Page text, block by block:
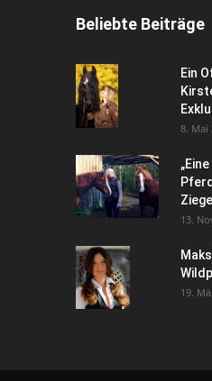
Beliebte Beiträge
Ein
8. Mai
13.
19.